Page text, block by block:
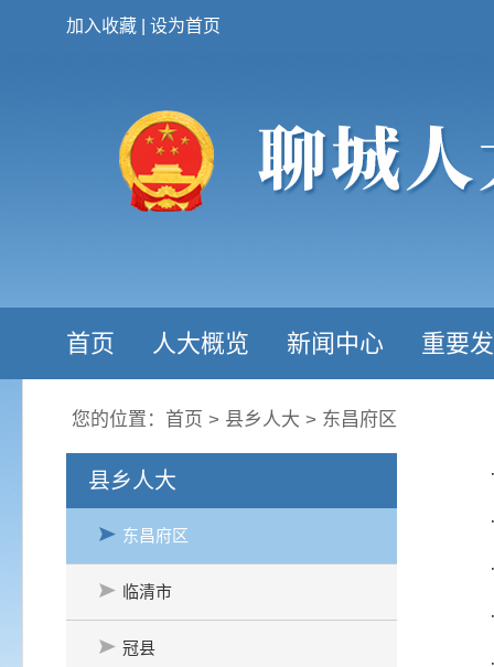
加入收藏 设为首页
首页 人大概览 新闻中心 重要
您的位置： 首页 > 县乡人大 > 东昌府区
县乡人大
东昌府区
临清市
冠县